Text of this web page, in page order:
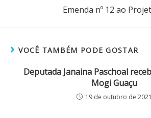
Emenda nº 12 ao
VOCÊ TAMBÉM PODE GOSTAR
Deputada Janaina Paschoal
Mogi Guaçu
19 de outubro de 2021